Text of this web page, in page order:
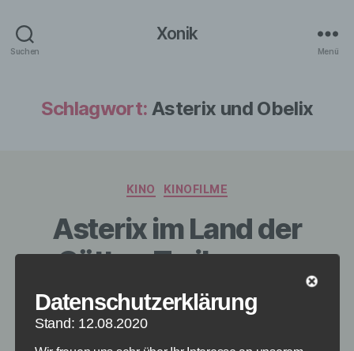
Suchen
Xonik
Menü
Schlagwort: Asterix und Obelix
Kategorien
KINO KINOFILME
Asterix im Land der
Götter: Trailer zum
neuen 3D-Kinofilm
Datenschutzerklärung
Stand: 12.08.2020